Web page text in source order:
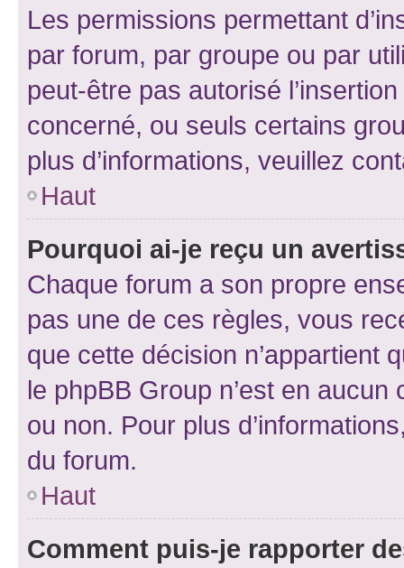
Les permissions permettant
par forum, par groupe ou par
peut-être pas autorisé
concerné, ou seuls certains
plus d’informations, veuillez
Haut
Pourquoi ai-je reçu un
Chaque forum a son propre
pas une de ces règles, vous
que cette décision n’appartient
le phpBB Group n’est en
ou non. Pour plus
du forum.
Haut
Comment puis-je rapporter